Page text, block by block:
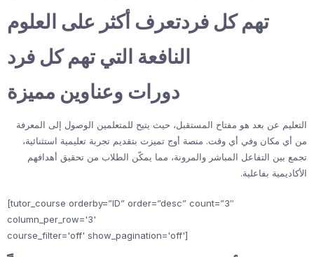
تهم كل فردتعرف أكثر على العلوم
النافعة التي تهم كل فرد
دورات وعناوين مميزة
التعليم عن بعد هو مفتاح المستقبل، حيث يتيح للمتعلمين الوصول إلى المعرفة
من أي مكان وفي أي وقت. منصة أوج تميزت بتقديم تجربة تعليمية استثنائية،
تجمع بين التفاعل المباشر والمرونة، مما يمكّن الطلاب من تحقيق أهدافهم
الأكاديمية بفاعلية.
[tutor_course orderby=”ID” order=”desc” count=”3″
column_per_row='3'
course_filter='off' show_pagination='off']